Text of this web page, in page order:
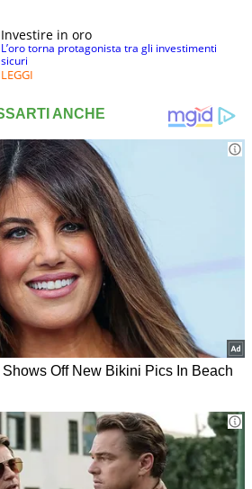
Investire in oro
L’oro torna protagonista tra gli investimenti
sicuri
LEGGI